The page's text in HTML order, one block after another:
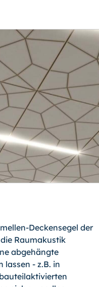
Deckensegel der
Raumakustik
abgehängte
lassen - z.B. in